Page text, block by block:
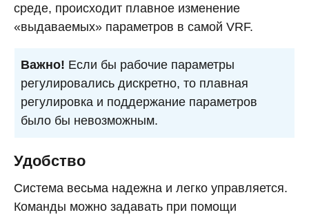
среде, происходит плавное изменение
«выдаваемых» параметров в самой VRF.
Важно! Если бы рабочие параметры
регулировались дискретно, то плавная
регулировка и поддержание параметров
было бы невозможным.
Удобство
Система весьма надежна и легко управляется.
Команды можно задавать при помощи